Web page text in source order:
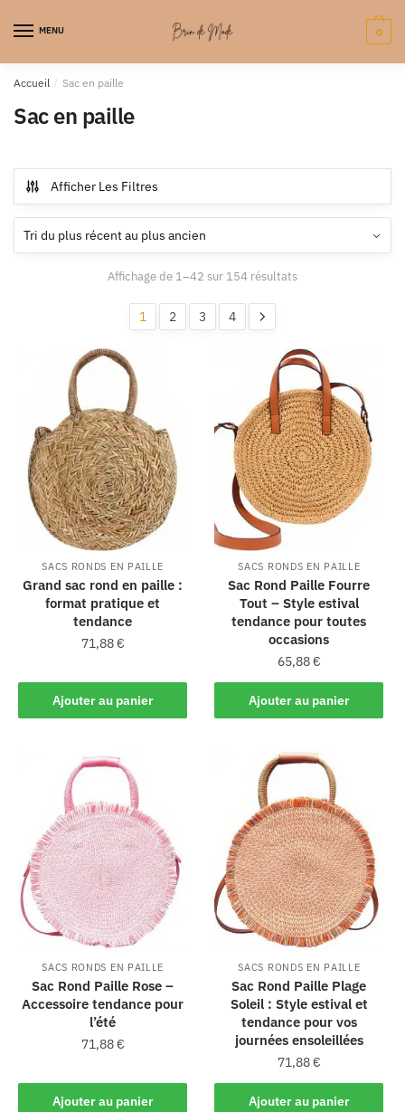
MENU 0
Accueil / Sac en paille
Sac en paille
Afficher Les Filtres
Affichage de 1–42 sur 154 résultats
1 2 3 4
SACS RONDS EN PAILLE
Grand sac rond en paille :
format pratique et
tendance
71,88€
Ajouter au panier
SACS RONDS EN PAILLE
Sac Rond Paille Fourre
Tout – Style estival
tendance pour toutes
occasions
65,88€
Ajouter au panier
SACS RONDS EN PAILLE
Sac Rond Paille Rose –
Accessoire tendance pour
l’été
71,88€
Ajouter au panier
SACS RONDS EN PAILLE
Sac Rond Paille Plage
Soleil : Style estival et
tendance pour vos
journées ensoleillées
71,88€
Ajouter au panier